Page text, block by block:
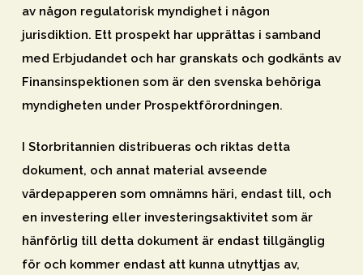
av någon regulatorisk myndighet i någon
jurisdiktion. Ett prospekt har upprättas i samband
med Erbjudandet och har granskats och godkänts av
Finansinspektionen som är den svenska behöriga
myndigheten under Prospektförordningen.
I Storbritannien distribueras och riktas detta
dokument, och annat material avseende
värdepapperen som omnämns häri, endast till, och
en investering eller investeringsaktivitet som är
hänförlig till detta dokument är endast tillgänglig
för och kommer endast att kunna utnyttjas av,